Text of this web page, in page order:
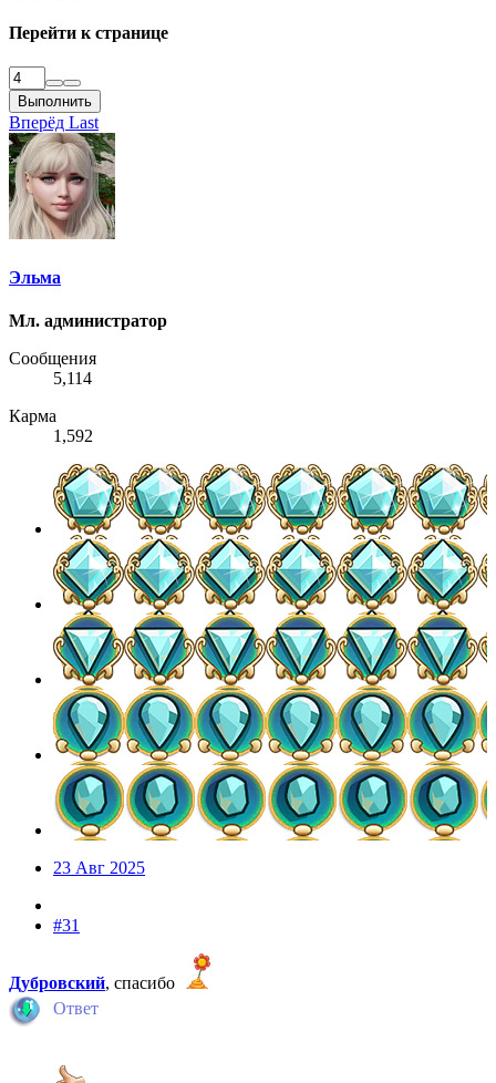
Перейти к странице
Выполнить
Вперёд Last
Эльма
Мл. администратор
Сообщения
5,114
Карма
1,592
23 Авг 2025
#31
Дубровский, спасибо
Ответ